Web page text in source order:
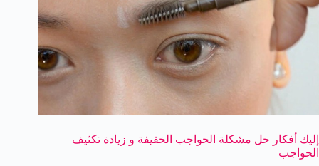
إليك أفكار حل مشكلة الحواجب الخفيفة و زيادة تكثيف
الحواجب